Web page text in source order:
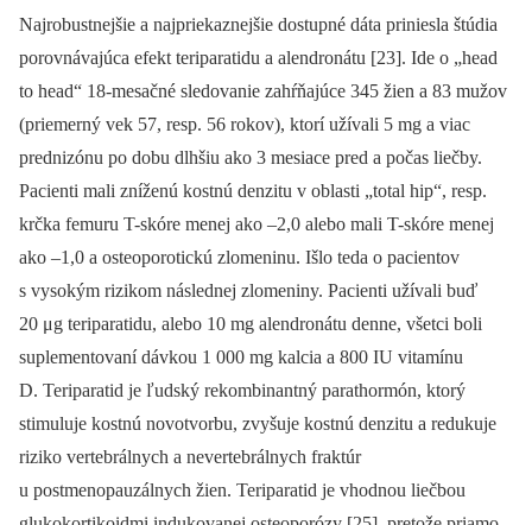
Najrobustnejšie a najpriekaznejšie dostupné dáta priniesla štúdia
porovnávajúca efekt teriparatidu a alendronátu [23]. Ide o „head
to head“ 18-mesačné sledovanie zahŕňajúce 345 žien a 83 mužov
(priemerný vek 57, resp. 56 rokov), ktorí užívali 5 mg a viac
prednizónu po dobu dlhšiu ako 3 mesiace pred a počas liečby.
Pacienti mali zníženú kostnú denzitu v oblasti „total hip“, resp.
krčka femuru T-skóre menej ako –2,0 alebo mali T-skóre menej
ako –1,0 a osteoporotickú zlomeninu. Išlo teda o pacientov
s vysokým rizikom následnej zlomeniny. Pacienti užívali buď
20 μg teriparatidu, alebo 10 mg alendronátu denne, všetci boli
suplementovaní dávkou 1 000 mg kalcia a 800 IU vitamínu
D. Teriparatid je ľudský rekombinantný parathormón, ktorý
stimuluje kostnú novotvorbu, zvyšuje kostnú denzitu a redukuje
riziko vertebrálnych a nevertebrálnych fraktúr
u postmenopauzálnych žien. Teriparatid je vhodnou liečbou